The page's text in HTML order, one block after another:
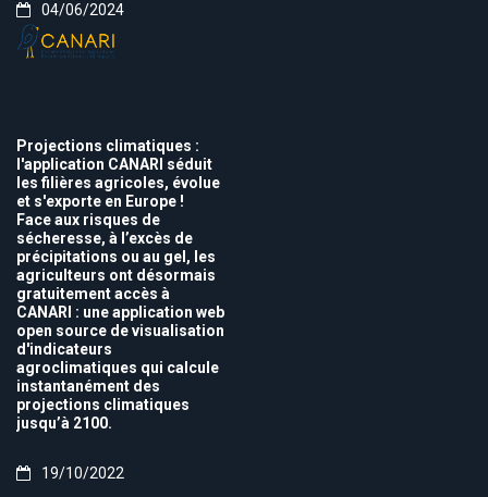
04/06/2024
Projections climatiques :
l'application CANARI séduit
les filières agricoles, évolue
et s'exporte en Europe !
Face aux risques de
sécheresse, à l’excès de
précipitations ou au gel, les
agriculteurs ont désormais
gratuitement accès à
CANARI : une application web
open source de visualisation
d'indicateurs
agroclimatiques qui calcule
instantanément des
projections climatiques
jusqu’à 2100.
19/10/2022